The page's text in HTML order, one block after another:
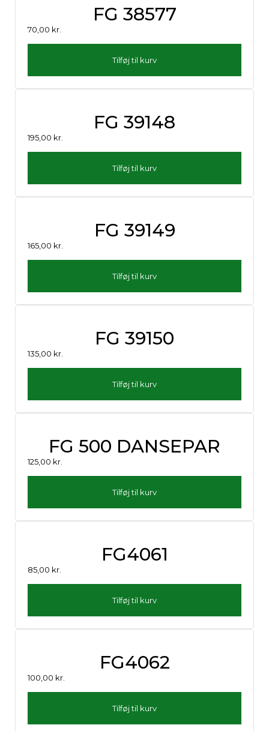
FG 38577
70,00 kr.
Tilføj til kurv
FG 39148
195,00 kr.
Tilføj til kurv
FG 39149
165,00 kr.
Tilføj til kurv
FG 39150
135,00 kr.
Tilføj til kurv
FG 500 DANSEPAR
125,00 kr.
Tilføj til kurv
FG4061
85,00 kr.
Tilføj til kurv
FG4062
100,00 kr.
Tilføj til kurv